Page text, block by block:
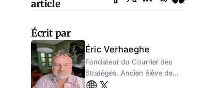
article
Écrit par
Éric Verhaeghe
Fondateur du Courrier des
Stratèges. Ancien élève de
l'ENA, ancien administrateur